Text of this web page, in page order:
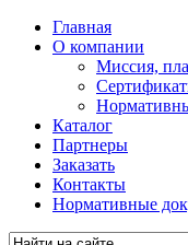
Главная
О компании
Миссия,
Каталог
Партнеры
Заказать
Контакты
Нормативные